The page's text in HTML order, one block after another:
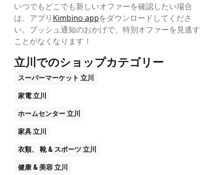
いつでもどこでも新しいオファーを確認したい場合
は、アプリ Kimbino appをダウンロードしてくださ
い。プッシュ通知のおかげで、特別オファーを見逃す
ことがなくなります！
立川でのショップカテゴリー
スーパーマーケット 立川
家電立川
ホームセンター立川
家具立川
衣類、 靴 & スポーツ 立川
健康 & 美容立川